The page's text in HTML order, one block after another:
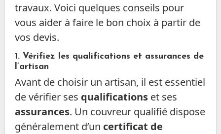
travaux. Voici quelques conseils pour
vous aider à faire le bon choix à partir de
vos devis.
1. Vérifiez les qualifications et assurances de
l’artisan
Avant de choisir un artisan, il est essentiel
de vérifier ses qualificationset ses
assurances. Un couvreur qualifié dispose
généralement d’un certificat de